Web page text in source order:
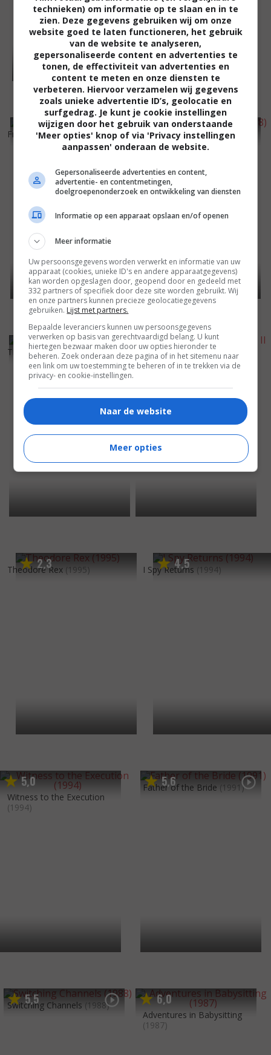
,9
Friends & Lovers (1999) 4, 2
Twice Upon a Time (1998)
5,3
The Evening Star (1996) 5,5
Father of the Bride Part II
(1995)
2,3
Theodore Rex (1995) 4,5
I Spy Returns (1994)
5,0
Witness to the Execution
(1994)
5,6
Father of the Bride (1991)
5,5
Switching Channels (1988) 6,0
Adventures in Babysitting
(1987)
technieken) om informatie op te slaan en in te
zien. Deze gegevens gebruiken wij om onze
website goed te laten functioneren, het gebruik
van de website te analyseren,
gepersonaliseerde content en advertenties te
tonen, de effectiviteit van advertenties en
content te meten en onze diensten te
verbeteren. Hiervoor verzamelen wij gegevens
zoals unieke advertentie ID’s, geolocatie en
surfgedrag. Je kunt je cookie instellingen
wijzigen door het gebruik van onderstaande
'Meer opties' knop of via 'Privacy instellingen
aanpassen' onderaan de website.
Gepersonaliseerde advertenties en content,
advertentie- en contentmetingen,
doelgroepenonderzoek en ontwikkeling van diensten
Informatie op een apparaat opslaan en/of openen
Meer informatie
Uw persoonsgegevens worden verwerkt en informatie van uw
apparaat (cookies, unieke ID's en andere apparaatgegevens)
kan worden opgeslagen door, geopend door en gedeeld met
332 partners of specifiek door deze site worden gebruikt. Wij
en onze partners kunnen precieze geolocatiegegevens
gebruiken. Lijst met partners.
Bepaalde leveranciers kunnen uw persoonsgegevens
verwerken op basis van gerechtvaardigd belang. U kunt
hiertegen bezwaar maken door uw opties hieronder te
beheren. Zoek onderaan deze pagina of in het sitemenu naar
een link om uw toestemming te beheren of in te trekken via de
privacy- en cookie-instellingen.
Naar de website
Meer opties